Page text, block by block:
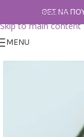
Skip to navigation
Skip to main content
ΘΕΣ ΝΑ
MENU